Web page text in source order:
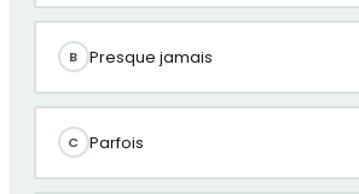
B Presque jamais
C Parfois